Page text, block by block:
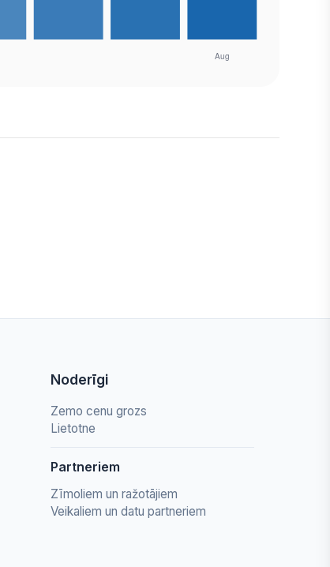
Noderīgi
Zemo cenu grozs
Lietotne
Partneriem
Zīmoliem un ražotājiem
Veikaliem un datu partneriem